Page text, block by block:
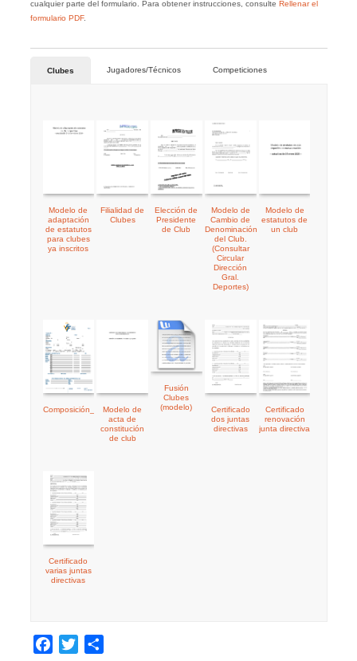
cualquier parte del formulario. Para obtener instrucciones, consulte Rellenar el
formulario PDF.
Clubes Jugadores/Técnicos Competiciones
Modelo de
adaptación
de estatutos
para clubes
ya inscritos
Filialidad de
Clubes
Elección de
Presidente
de Club
Modelo de
Cambio de
Denominación
del Club.
(Consultar
Circular
Dirección
Gral.
Deportes)
Modelo de
estatutos de
un club
Composición_de_Junta_Directiva
Modelo de
acta de
constitución
de club
Fusión
Clubes
(modelo)
Certificado
dos juntas
directivas
Certificado
renovación
junta directiva
Certificado
varias juntas
directivas
Facebook
Twitter